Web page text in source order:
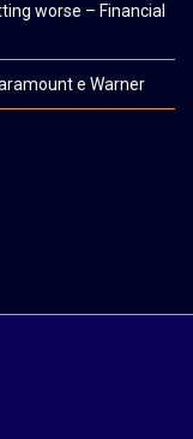
worse – Financial
e Warner